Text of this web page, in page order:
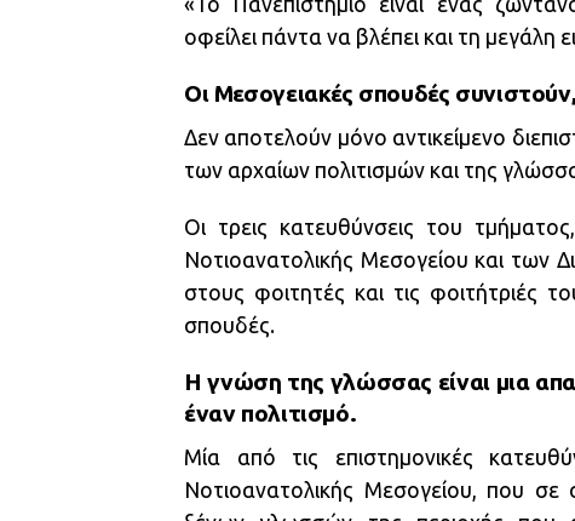
οφείλει πάντα να βλέπει και τη μεγάλη
Οι Μεσογειακές σπουδές
Δεν αποτελούν μόνο αντικείµενο
των αρχαίων πολιτισμών και της
Οι τρεις κατευθύνσεις του
Νοτιοανατολικής Μεσογείου και των
στους φοιτητές και τις φοιτήτριές
σπουδές.
Η γνώση της γλώσσας είναι μια
έναν πολιτισμό.
Μία από τις επιστημονικές
Νοτιοανατολικής Μεσογείου, που